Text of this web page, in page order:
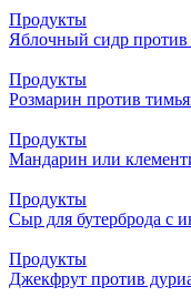
Продукты
Яблочный сидр против
Продукты
Розмарин против
Продукты
Мандарин или
Продукты
Сыр для бутерброда с
Продукты
Джекфрут против